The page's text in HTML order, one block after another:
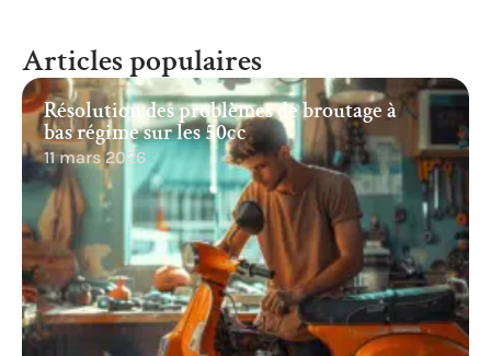
Articles populaires
Résolution des problèmes de broutage à
bas régime sur les 50cc
11 mars 2026